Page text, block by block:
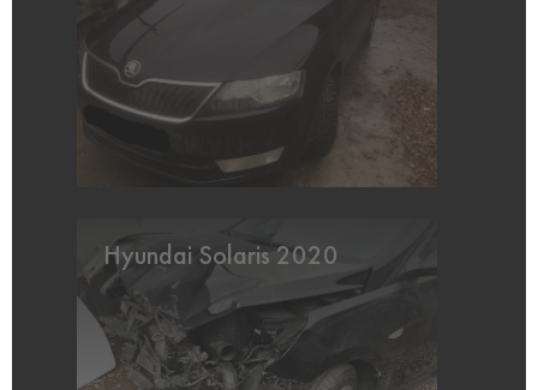
Hyundai Solaris 2020